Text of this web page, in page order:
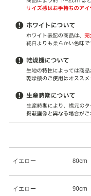
イエロー 80cm
イエロー 90cm